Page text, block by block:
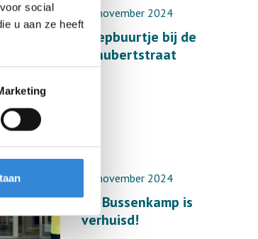
social
u aan ze heeft
Soepbuurtje bij de
Schubertstraat
29 november 2024
De Bussenkamp is
verhuisd!
18 november 2024